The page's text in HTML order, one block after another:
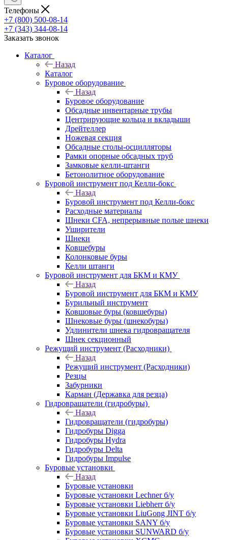
Телефоны
+7 (800) 500-08-14
+7 (343) 344-08-14
Заказать звонок
Каталог
Назад
Каталог
Буровое оборудование
Назад
Буровое оборудование
Обсадные инвентарные трубы
Центрирующие кольца и вкладыши
Дрейтеллер
Ножевая секция
Обсадные столы-осцилляторы
Рамки опорные обсадных труб
Замковые келли-штанги
Бетонолитное оборудование
Буровой инструмент под Келли-бокс
Назад
Буровой инструмент под Келли-бокс
Расходные материалы
Шнеки CFA, непрерывные полые шнеки
Уширители
Шнеки
Ковшебуры
Колонковые буры
Келли штанги
Буровой инструмент для БКМ и КМУ
Назад
Буровой инструмент для БКМ и КМУ
Бурильный инструмент
Ковшовые буры (ковшебуры)
Шнековые буры (шнекобуры)
Удлинители шнека гидровращателя
Шнек секционный
Режущий инструмент (Расходники)
Назад
Режущий инструмент (Расходники)
Резцы
Забурники
Карман (Державка для резца)
Гидровращатели (гидробуры)
Назад
Гидровращатели (гидробуры)
Гидробуры Digga
Гидробуры Hydra
Гидробуры Delta
Гидробуры Impulse
Буровые установки
Назад
Буровые установки
Буровые установки Lechner б/у
Буровые установки Liebherr б/у
Буровые установки LiuGong JINT б/у
Буровые установки SANY б/у
Буровые установки SUNWARD б/у